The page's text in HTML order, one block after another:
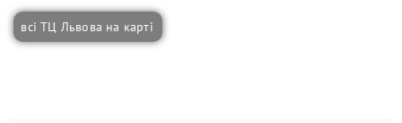
всі ТЦ Львова на карті